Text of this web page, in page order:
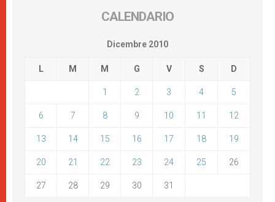
CALENDARIO
Dicembre 2010
L M M G V S D
1 2 3 4 5
6 7 8 9 10 11 12
13 14 15 16 17 18 19
20 21 22 23 24 25 26
27 28 29 30 31